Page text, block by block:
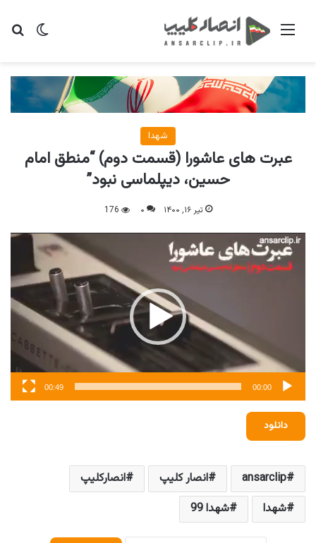
تغییر منو
شهدا
عبرت های عاشورا (قسمت دوم) “منطق امام
حسین، دیپلماسی نبود”
تیر ۱۶, ۱۴۰۰ ۰ 176
نمایشگر
ویدیو
00:00
00:49
دانلود
ansarclip انصار کلیپ
انصارکلیپ
شهدا
شهدا 99